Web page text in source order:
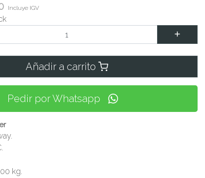
Incluye IGV
Añadir a carrito
Pedir por Whatsapp
kg.